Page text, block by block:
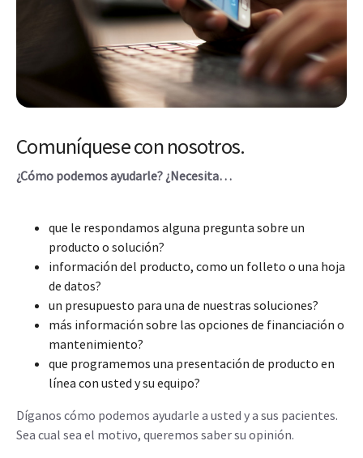
Comuníquese con nosotros.
¿Cómo podemos ayudarle? ¿Necesita…
que le respondamos alguna pregunta sobre un
producto o solución?
información del producto, como un folleto o una hoja
de datos?
un presupuesto para una de nuestras soluciones?
más información sobre las opciones de financiación o
mantenimiento?
que programemos una presentación de producto en
línea con usted y su equipo?
Díganos cómo podemos ayudarle a usted y a sus pacientes.
Sea cual sea el motivo, queremos saber su opinión.